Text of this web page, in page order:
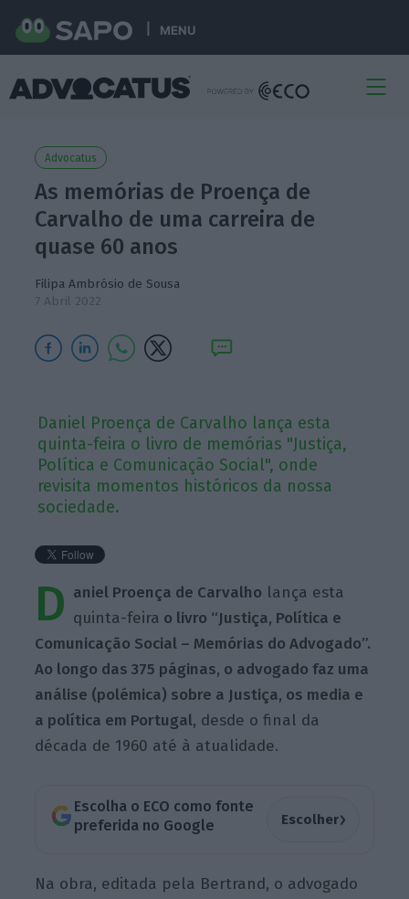
MENU
Advocatus
As memórias de Proença de
Carvalho de uma carreira de
quase 60 anos
Filipa Ambrósio de Sousa
7 Abril 2022
Daniel Proença de Carvalho lança esta
quinta-feira o livro de memórias "Justiça,
Política e Comunicação Social", onde
revisita momentos históricos da nossa
sociedade.
D aniel Proença de Carvalho lança esta
quinta-feira o livro “Justiça, Política e
Comunicação Social – Memórias do Advogado”.
Ao longo das 375 páginas, o advogado faz uma
análise (polémica) sobre a Justiça, os media e
a política em Portugal, desde o final da
década de 1960 até à atualidade.
Escolha o ECO como fonte
preferida no Google
Escolher›
Na obra, editada pela Bertrand, o advogado